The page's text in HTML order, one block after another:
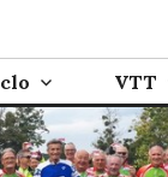
VTT